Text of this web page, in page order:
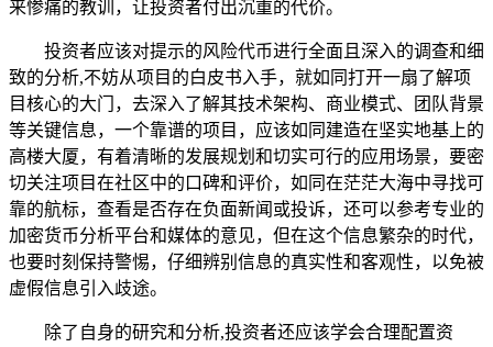
来惨痛的教训，让投资者付出沉重的代价。
投资者应该对提示的风险代币进行全面且深入的调查和细
致的分析,不妨从项目的白皮书入手，就如同打开一扇了解项
目核心的大门，去深入了解其技术架构、商业模式、团队背景
等关键信息，一个靠谱的项目，应该如同建造在坚实地基上的
高楼大厦，有着清晰的发展规划和切实可行的应用场景，要密
切关注项目在社区中的口碑和评价，如同在茫茫大海中寻找可
靠的航标，查看是否存在负面新闻或投诉，还可以参考专业的
加密货币分析平台和媒体的意见，但在这个信息繁杂的时代，
也要时刻保持警惕，仔细辨别信息的真实性和客观性，以免被
虚假信息引入歧途。
除了自身的研究和分析,投资者还应该学会合理配置资